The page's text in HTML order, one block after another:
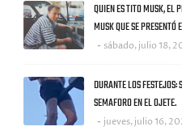
QUIEN ES TITO MUSK, EL
MUSK QUE SE PRESENTÓ
sábado, julio 18,
DURANTE LOS FESTEJOS:
SEMAFORO EN EL OJETE.
jueves, julio 16,